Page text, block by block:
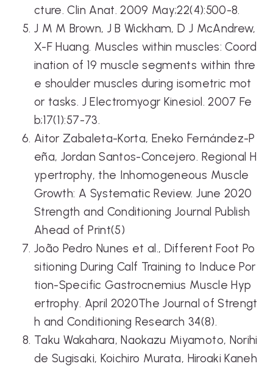
cture. Clin Anat. 2009 May;22(4):500-8.
J M M Brown, J B Wickham, D J McAndrew,
X-F Huang. Muscles within muscles: Coord
ination of 19 muscle segments within thre
e shoulder muscles during isometric mot
or tasks. J Electromyogr Kinesiol. 2007 Fe
b;17(1):57-73.
Aitor Zabaleta-Korta, Eneko Fernández-P
eña, Jordan Santos-Concejero. Regional H
ypertrophy, the Inhomogeneous Muscle
Growth: A Systematic Review. June 2020
Strength and Conditioning Journal Publish
Ahead of Print(5)
João Pedro Nunes et al., Different Foot Po
sitioning During Calf Training to Induce Por
tion-Specific Gastrocnemius Muscle Hyp
ertrophy. April 2020The Journal of Strengt
h and Conditioning Research 34(8).
Taku Wakahara, Naokazu Miyamoto, Norihi
de Sugisaki, Koichiro Murata, Hiroaki Kaneh